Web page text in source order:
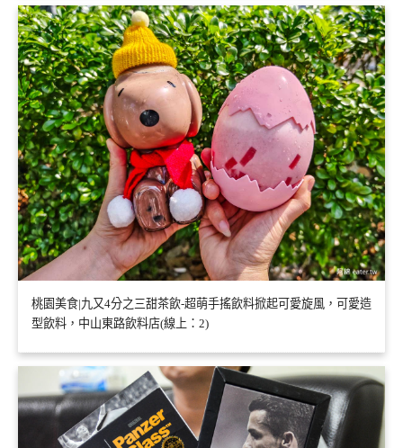
桃園美食|九又4分之三甜茶飲-超萌手搖飲料掀起可愛旋風，可愛造
型飲料，中山東路飲料店(線上：2)